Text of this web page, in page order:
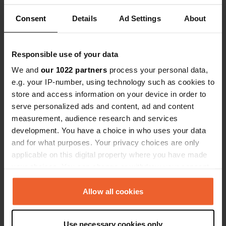
Consent Details Ad Settings About
Responsible use of your data
We and our 1022 partners process your personal data,
e.g. your IP-number, using technology such as cookies to
store and access information on your device in order to
serve personalized ads and content, ad and content
measurement, audience research and services
development. You have a choice in who uses your data
and for what purposes. Your privacy choices are only
applicable on this digital property where you have made
any time from the Cookie Declaration or by clicking on
the Privacy trigger icon.Allow all cookies
Use necessary cookies only
Emplacement
Am Deich
Coordonnées
52° 44' 46" N 12° 6' 6" E
Copie
52.74607 12.10158
Code du site
78365
Passer àPRO+ PRO+
Afficher sur la carte